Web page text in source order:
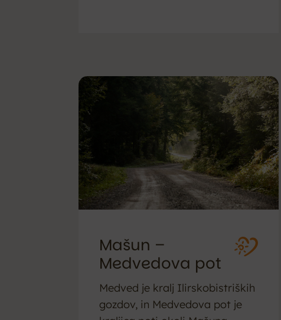
Mašun –
Medvedova pot
Medved je kralj Ilirskobistriških
gozdov, in Medvedova pot je